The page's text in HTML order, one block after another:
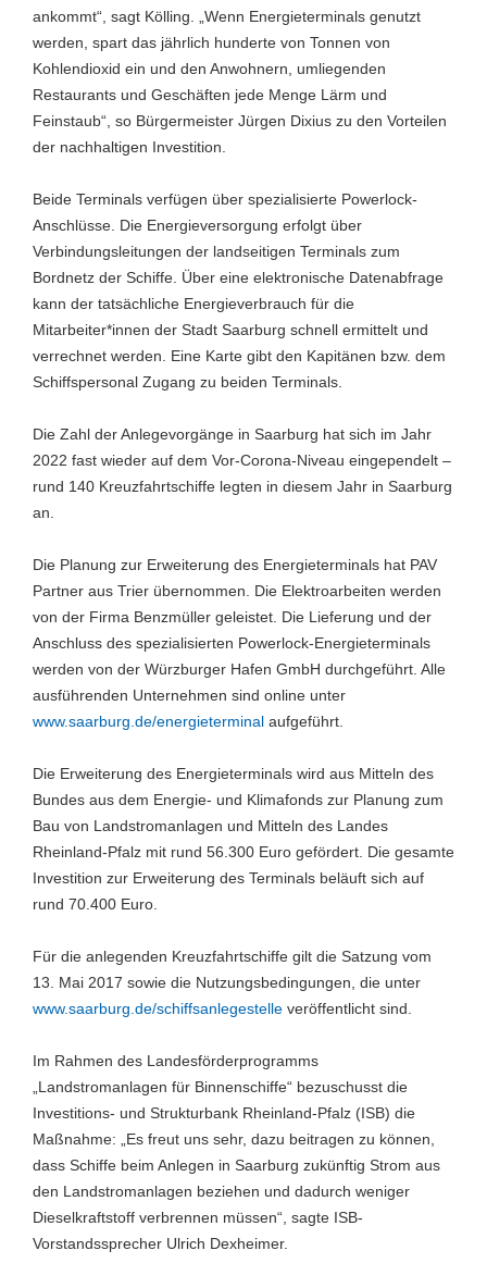
ankommt“, sagt Kölling. „Wenn Energieterminals genutzt
werden, spart das jährlich hunderte von Tonnen von
Kohlendioxid ein und den Anwohnern, umliegenden
Restaurants und Geschäften jede Menge Lärm und
Feinstaub“, so Bürgermeister Jürgen Dixius zu den Vorteilen
der nachhaltigen Investition.
Beide Terminals verfügen über spezialisierte Powerlock-
Anschlüsse. Die Energieversorgung erfolgt über
Verbindungsleitungen der landseitigen Terminals zum
Bordnetz der Schiffe. Über eine elektronische Datenabfrage
kann der tatsächliche Energieverbrauch für die
Mitarbeiter*innen der Stadt Saarburg schnell ermittelt und
verrechnet werden. Eine Karte gibt den Kapitänen bzw. dem
Schiffspersonal Zugang zu beiden Terminals.
Die Zahl der Anlegevorgänge in Saarburg hat sich im Jahr
2022 fast wieder auf dem Vor-Corona-Niveau eingependelt –
rund 140 Kreuzfahrtschiffe legten in diesem Jahr in Saarburg
an.
Die Planung zur Erweiterung des Energieterminals hat PAV
Partner aus Trier übernommen. Die Elektroarbeiten werden
von der Firma Benzmüller geleistet. Die Lieferung und der
Anschluss des spezialisierten Powerlock-Energieterminals
werden von der Würzburger Hafen GmbH durchgeführt. Alle
ausführenden Unternehmen sind online unter
www.saarburg.de/energieterminal aufgeführt.
Die Erweiterung des Energieterminals wird aus Mitteln des
Bundes aus dem Energie- und Klimafonds zur Planung zum
Bau von Landstromanlagen und Mitteln des Landes
Rheinland-Pfalz mit rund 56.300 Euro gefördert. Die gesamte
Investition zur Erweiterung des Terminals beläuft sich auf
rund 70.400 Euro.
Für die anlegenden Kreuzfahrtschiffe gilt die Satzung vom
13. Mai 2017 sowie die Nutzungsbedingungen, die unter
www.saarburg.de/schiffsanlegestelle veröffentlicht sind.
Im Rahmen des Landesförderprogramms
„Landstromanlagen für Binnenschiffe“ bezuschusst die
Investitions- und Strukturbank Rheinland-Pfalz (ISB) die
Maßnahme: „Es freut uns sehr, dazu beitragen zu können,
dass Schiffe beim Anlegen in Saarburg zukünftig Strom aus
den Landstromanlagen beziehen und dadurch weniger
Dieselkraftstoff verbrennen müssen“, sagte ISB-
Vorstandssprecher Ulrich Dexheimer.